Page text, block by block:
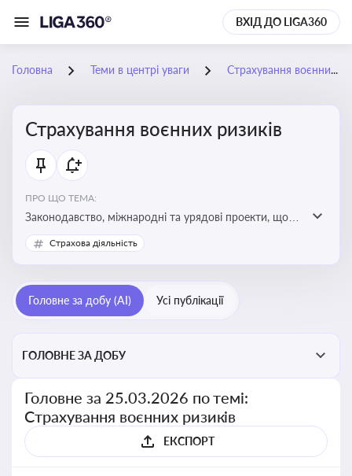
ВХІД ДО LIGA360
Головна Теми в центрі уваги Страхування воєнних ризиків
Страхування воєнних ризиків
ПРО ЩО ТЕМА:
Законодавство, міжнародні та урядові проекти, що
визначають та знижують воєнні ризики для власників
майна, боржників та кредиторів
Страхова діяльність
Головне за добу (AI) Усі публікації
ГОЛОВНЕ ЗА ДОБУ
Головне за 25.03.2026 по темі:
Страхування воєнних ризиків
ЕКСПОРТ